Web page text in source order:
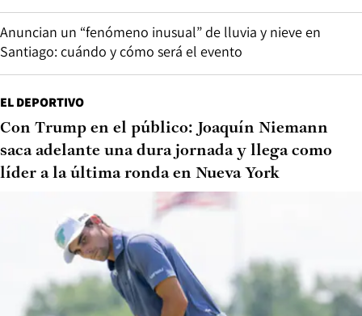
Anuncian un “fenómeno inusual” de lluvia y nieve en
Santiago: cuándo y cómo será el evento
EL DEPORTIVO
Con Trump en el público: Joaquín Niemann
saca adelante una dura jornada y llega como
líder a la última ronda en Nueva York